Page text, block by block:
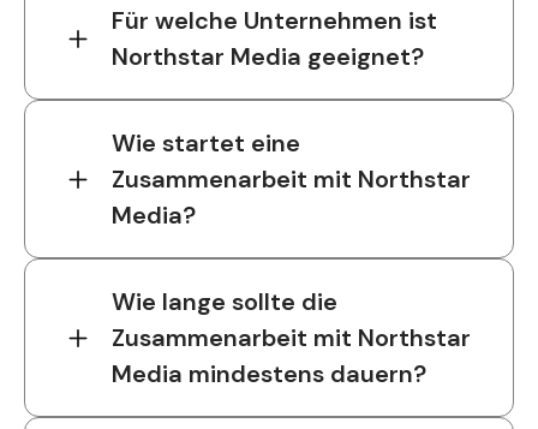
Für welche Unternehmen ist
Northstar Media geeignet?
Wie startet eine
Zusammenarbeit mit Northstar
Media?
Wie lange sollte die
Zusammenarbeit mit Northstar
Media mindestens dauern?